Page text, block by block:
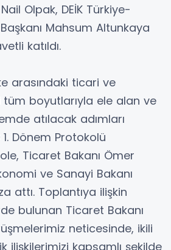
Nail Olpak, DEİK Türkiye-
Mahsum Altunkaya
katıldı.
arasındaki ticari ve
tüm boyutlarıyla ele alan ve
atılacak adımları
Dönem Protokolü
Ticaret Bakanı Ömer
ve Sanayi Bakanı
attı. Toplantıya ilişkin
bulunan Ticaret Bakanı
neticesinde, ikili
ilişkilerimizi kapsamlı şekilde